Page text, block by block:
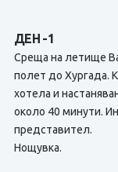
ДЕН -1
Среща на летище
полет до Хургада.
хотела и
около 40 минути.
представител.
Нощувка.